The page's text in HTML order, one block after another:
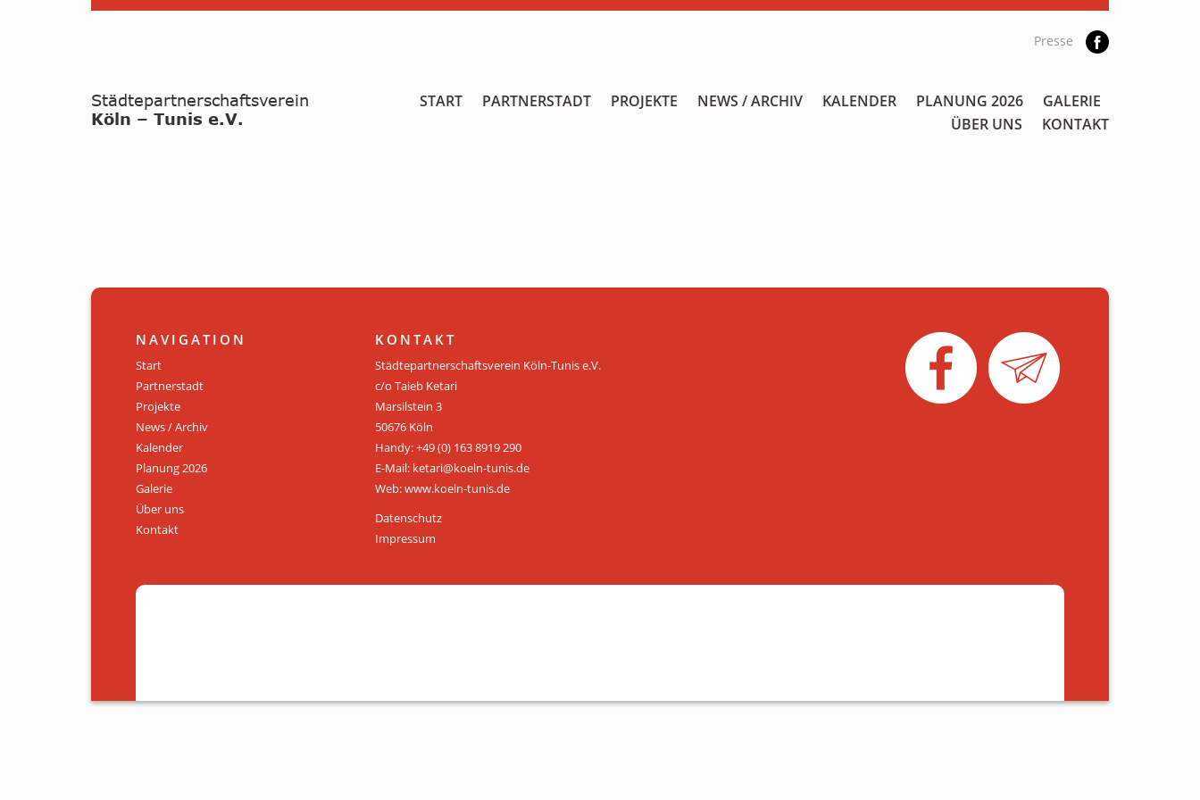
Presse
START PARTNERSTADT PROJEKTE NEWS / ARCHIV KALENDER PLANUNG 2026
GALERIE
ÜBER UNS
KONTAKT
NAVIGATION
Start
Partnerstadt
Projekte
News / Archiv
Kalender
Planung 2026
Galerie
Über uns
Kontakt
KONTAKT
Städtepartnerschaftsverein Köln-Tunis e.V.
c/o Taieb Ketari
Marsilstein 3
50676 Köln
Handy: +49 (0) 163 8919 290
E-Mail: ketari@koeln-tunis.de
Web: www.koeln-tunis.de
Datenschutz
Impressum
KALENDER